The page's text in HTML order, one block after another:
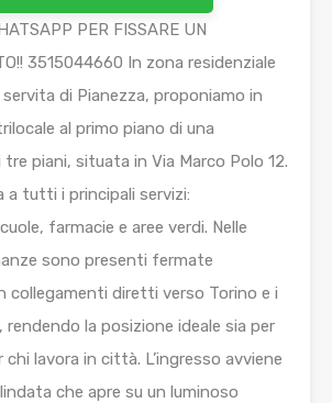
PER FISSARE UN
3515044660 In zona residenziale
di Pianezza, proponiamo in
al primo piano di una
piani, situata in Via Marco Polo 12.
a tutti i principali servizi:
farmacie e aree verdi. Nelle
sono presenti fermate
collegamenti diretti verso Torino e i
la posizione ideale sia per
chi lavora in città. L’ingresso avviene
che apre su un luminoso